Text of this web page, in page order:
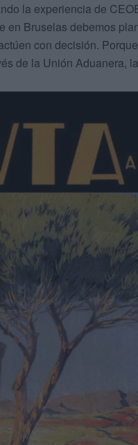
la experiencia de
en Bruselas debemos
con decisión.
de la Unión Aduanera,